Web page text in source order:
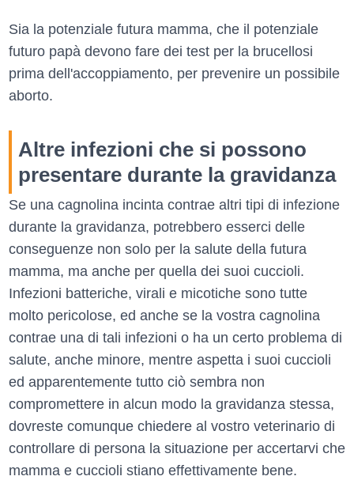
Sia la potenziale futura mamma, che il potenziale
futuro papà devono fare dei test per la brucellosi
prima dell'accoppiamento, per prevenire un possibile
aborto.
Altre infezioni che si possono
presentare durante la gravidanza
Se una cagnolina incinta contrae altri tipi di infezione
durante la gravidanza, potrebbero esserci delle
conseguenze non solo per la salute della futura
mamma, ma anche per quella dei suoi cuccioli.
Infezioni batteriche, virali e micotiche sono tutte
molto pericolose, ed anche se la vostra cagnolina
contrae una di tali infezioni o ha un certo problema di
salute, anche minore, mentre aspetta i suoi cuccioli
ed apparentemente tutto ciò sembra non
compromettere in alcun modo la gravidanza stessa,
dovreste comunque chiedere al vostro veterinario di
controllare di persona la situazione per accertarvi che
mamma e cuccioli stiano effettivamente bene.